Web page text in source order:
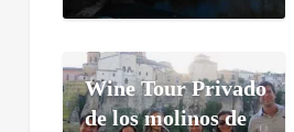
Wine Tour Privado
de los molinos de